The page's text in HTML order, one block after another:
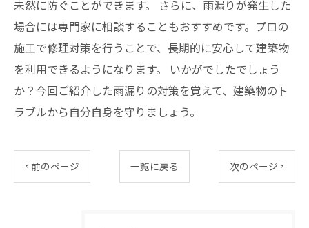
未然に防ぐことができます。 さらに、雨漏りが発生した
場合には専門家に相談することもおすすめです。プロの
施工で修理対策を行うことで、長期的に安心して建築物
を利用できるようになります。 いかがでしたでしょう
か？今回ご紹介した雨漏りの対策を覚えて、建築物のト
ラブルから自分自身を守りましょう。
< 前のページ 一覧に戻る 次のページ >